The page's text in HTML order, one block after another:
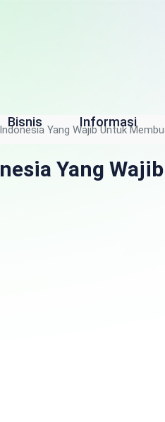
Bisnis Informasi
Yang Wajib Untuk
Yang